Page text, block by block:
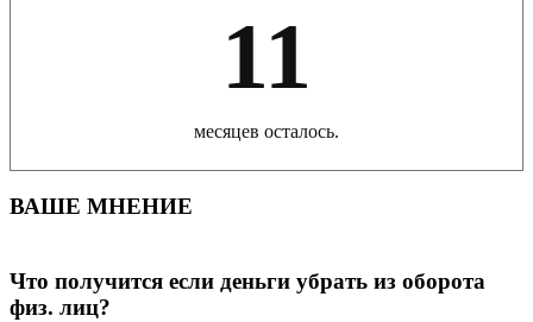
11
месяцев осталось.
ВАШЕ МНЕНИЕ
Что получится если деньги убрать из оборота
физ. лиц?